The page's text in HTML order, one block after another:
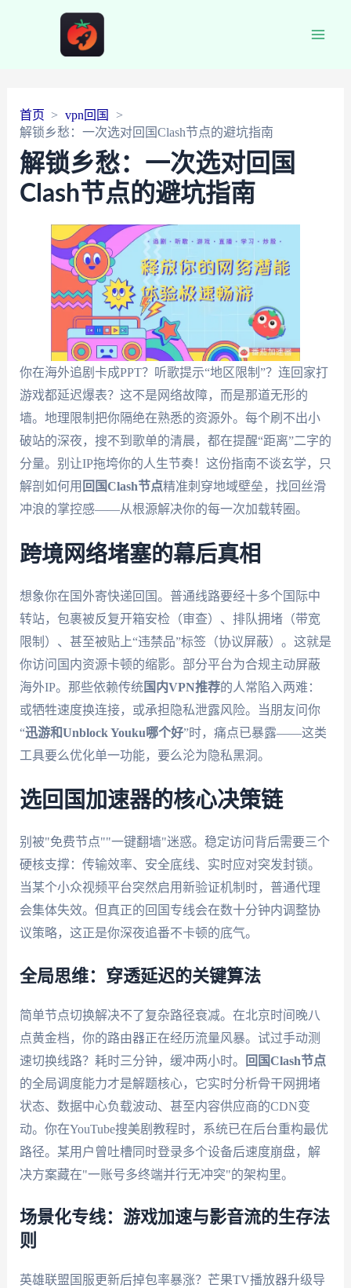
首页
vpn回国
解锁乡愁：一次选对回国Clash节点的避坑指南
解锁乡愁：一次选对回国
Clash节点的避坑指南
你在海外追剧卡成PPT？听歌提示“地区限制”？连回家打
游戏都延迟爆表？这不是网络故障，而是那道无形的
墙。地理限制把你隔绝在熟悉的资源外。每个刷不出小
破站的深夜，搜不到歌单的清晨，都在提醒“距离”二字的
分量。别让IP拖垮你的人生节奏！这份指南不谈玄学，只
解剖如何用 回国Clash节点精准刺穿地域壁垒，找回丝滑
冲浪的掌控感——从根源解决你的每一次加载转圈。
跨境网络堵塞的幕后真相
想象你在国外寄快递回国。普通线路要经十多个国际中
转站，包裹被反复开箱安检（审查）、排队拥堵（带宽
限制）、甚至被贴上“违禁品”标签（协议屏蔽）。这就是
你访问国内资源卡顿的缩影。部分平台为合规主动屏蔽
海外IP。那些依赖传统国内VPN推荐的人常陷入两难：
或牺牲速度换连接，或承担隐私泄露风险。当朋友问你
“迅游和Unblock Youku哪个好”时，痛点已暴露——这类
工具要么优化单一功能，要么沦为隐私黑洞。
选回国加速器的核心决策链
别被"免费节点""一键翻墙"迷惑。稳定访问背后需要三个
硬核支撑：传输效率、安全底线、实时应对突发封锁。
当某个小众视频平台突然启用新验证机制时，普通代理
会集体失效。但真正的回国专线会在数十分钟内调整协
议策略，这正是你深夜追番不卡顿的底气。
全局思维：穿透延迟的关键算法
简单节点切换解决不了复杂路径衰减。在北京时间晚八
点黄金档，你的路由器正在经历流量风暴。试过手动测
速切换线路？耗时三分钟，缓冲两小时。
回国Clash节点
的全局调度能力才是解题核心，它实时分析骨干网拥堵
状态、数据中心负载波动、甚至内容供应商的CDN变
动。你在YouTube搜美剧教程时，系统已在后台重构最优
路径。某用户曾吐槽同时登录多个设备后速度崩盘，解
决方案藏在"一账号多终端并行无冲突"的架构里。
场景化专线：游戏加速与影音流的生存法
则
英雄联盟国服更新后掉包率暴涨？芒果TV播放器升级导